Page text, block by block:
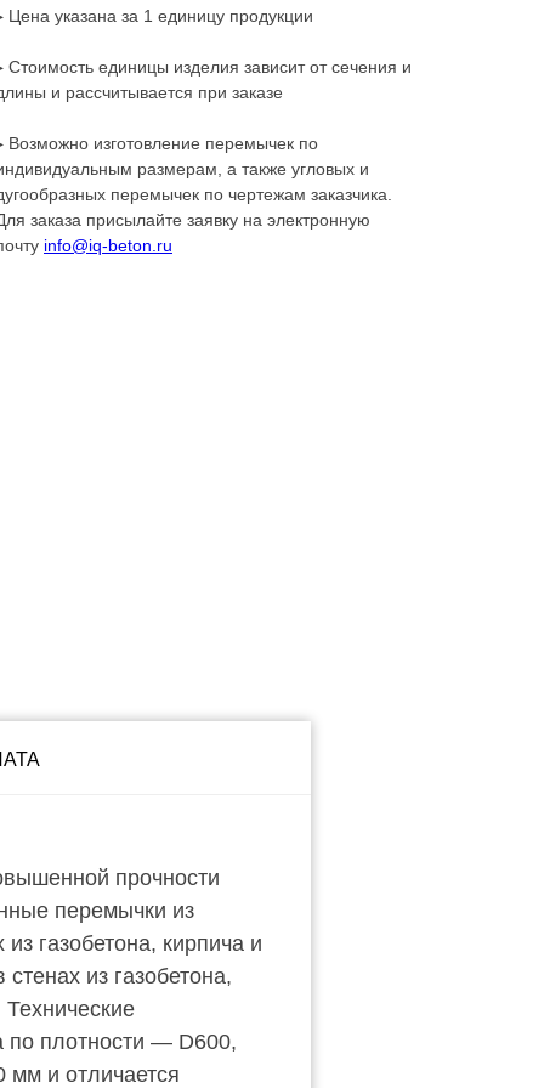
Цена указана за 1 единицу продукции
Стоимость единицы изделия зависит от сечения и
и рассчитывается при заказе
Возможно изготовление перемычек по
размерам, а также угловых и
перемычек по чертежам заказчика.
заказа присылайте заявку на электронную
info@iq-beton.ru
прочности
перемычки из
газобетона, кирпича и
из газобетона,
плотности — D600,
мм и отличается